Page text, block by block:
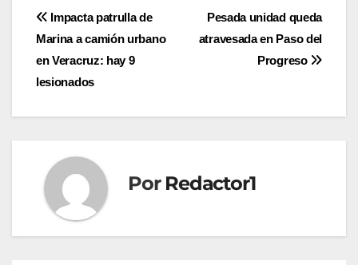
Navegación
de
entradas
Pesada unidad queda
atravesada en Paso del
Progreso
Impacta patrulla de
Marina a camión urbano
en Veracruz: hay 9
lesionados
Por Redactor1